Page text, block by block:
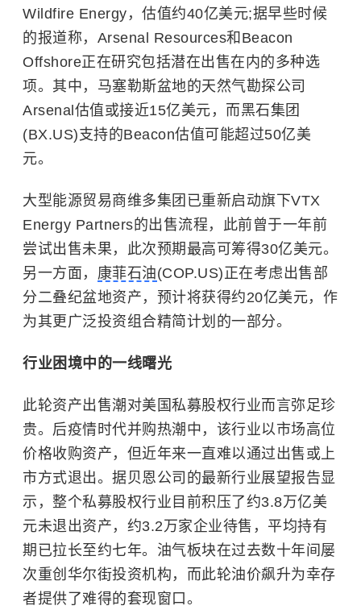
Wildfire Energy，估值约40亿美元;据早些时候
的报道称，Arsenal Resources和Beacon
Offshore正在研究包括潜在出售在内的多种选
项。其中，马塞勒斯盆地的天然气勘探公司
Arsenal估值或接近15亿美元，而黑石集团
(BX.US)支持的Beacon估值可能超过50亿美
元。
大型能源贸易商维多集团已重新启动旗下VTX
Energy Partners的出售流程，此前曾于一年前
尝试出售未果，此次预期最高可筹得30亿美元。
另一方面， 康菲石油(COP.US)正在考虑出售部
分二叠纪盆地资产，预计将获得约20亿美元，作
为其更广泛投资组合精简计划的一部分。
行业困境中的一线曙光
此轮资产出售潮对美国私募股权行业而言弥足珍
贵。后疫情时代并购热潮中，该行业以市场高位
价格收购资产，但近年来一直难以通过出售或上
市方式退出。据贝恩公司的最新行业展望报告显
示，整个私募股权行业目前积压了约3.8万亿美
元未退出资产，约3.2万家企业待售，平均持有
期已拉长至约七年。油气板块在过去数十年间屡
次重创华尔街投资机构，而此轮油价飙升为幸存
者提供了难得的套现窗口。